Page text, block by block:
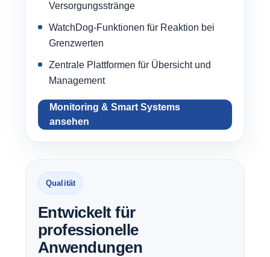
Versorgungsstränge
WatchDog-Funktionen für Reaktion bei
Grenzwerten
Zentrale Plattformen für Übersicht und
Management
Monitoring & Smart Systems
ansehen
Qualität
Entwickelt für
professionelle
Anwendungen